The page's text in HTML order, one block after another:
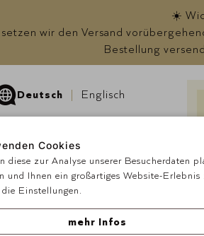
☀️
wir den Versand
Bestellung
Deutsch Englisch
Angebote
Cookies
diese zur Analyse unserer Besucherdaten
und Ihnen ein großartiges Website-
Einstellungen.
mehr Infos